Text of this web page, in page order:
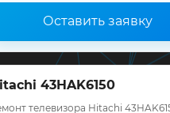
Оставить заявку
43HAK6150
телевизора Hitachi